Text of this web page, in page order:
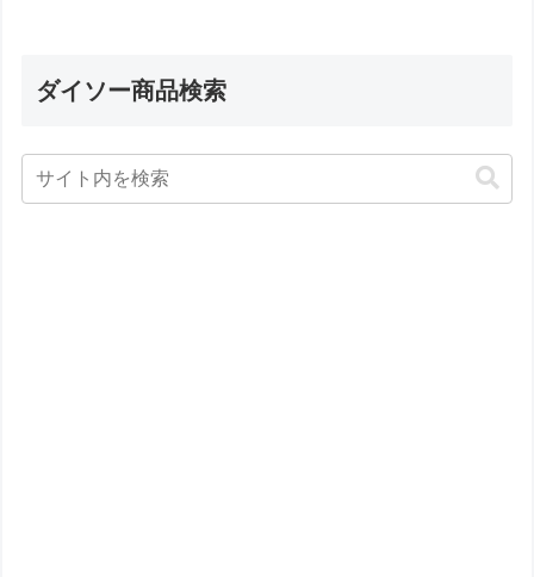
ダイソー商品検索